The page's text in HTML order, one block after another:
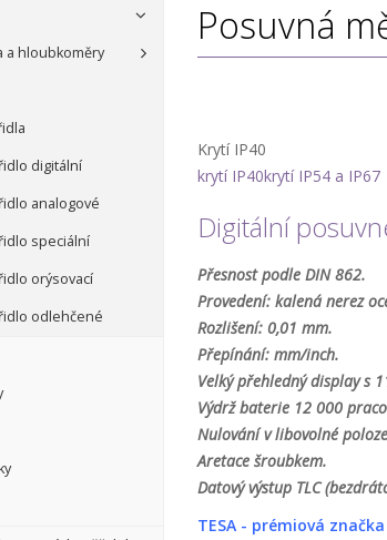
a hloubkoměry
digitální
analogové
speciální
orýsovací
odlehčené
Posuvná
Krytí IP40
krytí IP40krytí IP54 a IP67
Digitální
Přesnost podle DIN 862.
Provedení: kalená nerez
Rozlišení: 0,01 mm.
Přepínání: mm/inch.
Velký přehledný display s
Výdrž baterie 12 000
Nulování v libovolné
Aretace šroubkem.
Datový výstup TLC
TESA - prémiová značka